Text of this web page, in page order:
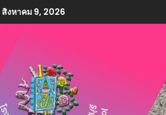
สิงหาคม 9, 2026